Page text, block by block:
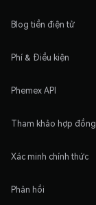
Blog tiền điện tử
Phí & Điều kiện
Phemex API
Tham khảo hợp đồng
Xác minh chính thức
Phản hồi